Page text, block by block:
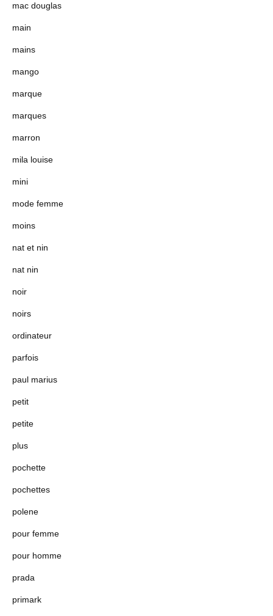
mac douglas
main
mains
mango
marque
marques
marron
mila louise
mini
mode femme
moins
nat et nin
nat nin
noir
noirs
ordinateur
parfois
paul marius
petit
petite
plus
pochette
pochettes
polene
pour femme
pour homme
prada
primark